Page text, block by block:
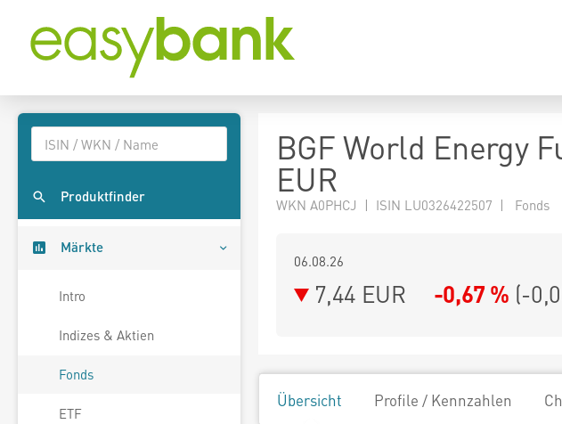
Produktfinder
Märkte
Intro
Indizes & Aktien
Fonds
ETF
BGF World Energy
EUR
WKN A0PHCJ | ISIN LU0326422507 | Fonds
06.08.26
7,44 EUR -0,67 % (-
Übersicht Profile / Kennzahlen